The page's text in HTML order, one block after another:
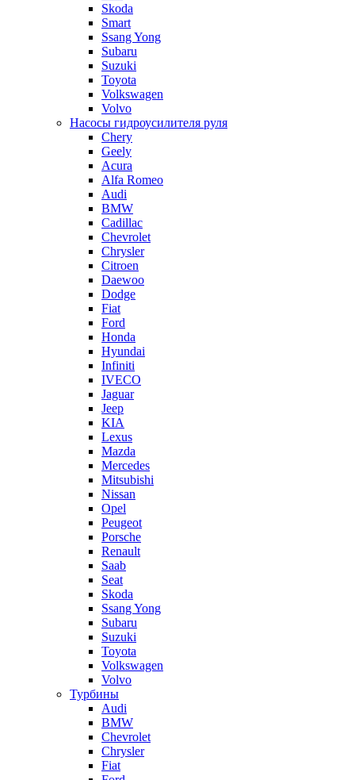
Skoda
Smart
Ssang Yong
Subaru
Suzuki
Toyota
Volkswagen
Volvo
Насосы гидроусилителя руля
Chery
Geely
Acura
Alfa Romeo
Audi
BMW
Cadillac
Chevrolet
Chrysler
Citroen
Daewoo
Dodge
Fiat
Ford
Honda
Hyundai
Infiniti
IVECO
Jaguar
Jeep
KIA
Lexus
Mazda
Mercedes
Mitsubishi
Nissan
Opel
Peugeot
Porsche
Renault
Saab
Seat
Skoda
Ssang Yong
Subaru
Suzuki
Toyota
Volkswagen
Volvo
Турбины
Audi
BMW
Chevrolet
Chrysler
Fiat